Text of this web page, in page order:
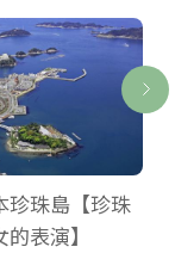
珍珠島【珍珠
的表演】